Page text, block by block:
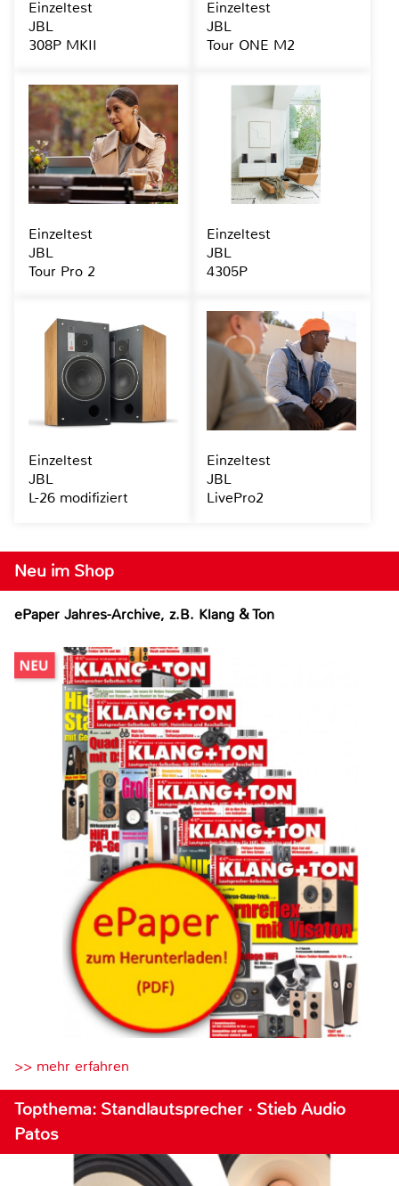
Neu im Shop
ePaper Jahres-Archive, z.B. Klang & Ton
>> mehr erfahren
Topthema: Standlautsprecher · Stieb Audio
Patos
Einzeltest
JBL
308P MKII
Einzeltest
JBL
Tour ONE M2
Einzeltest
JBL
Tour Pro 2
Einzeltest
JBL
4305P
Einzeltest
JBL
L-26 modifiziert
Einzeltest
JBL
LivePro2